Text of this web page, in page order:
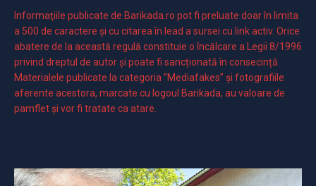
Informaţiile publicate de Barikada.ro pot fi preluate doar în limita
a 500 de caractere şi cu citarea în lead a sursei cu link activ. Orice
abatere de la această regulă constituie o încălcare a Legii 8/1996
privind dreptul de autor și poate fi sancționată în consecință.
Materialele publicate la categoria ”Mediafakes” și fotografiile
aferente acestora, marcate cu logoul Barikada, au valoare de
pamflet și vor fi tratate ca atare.